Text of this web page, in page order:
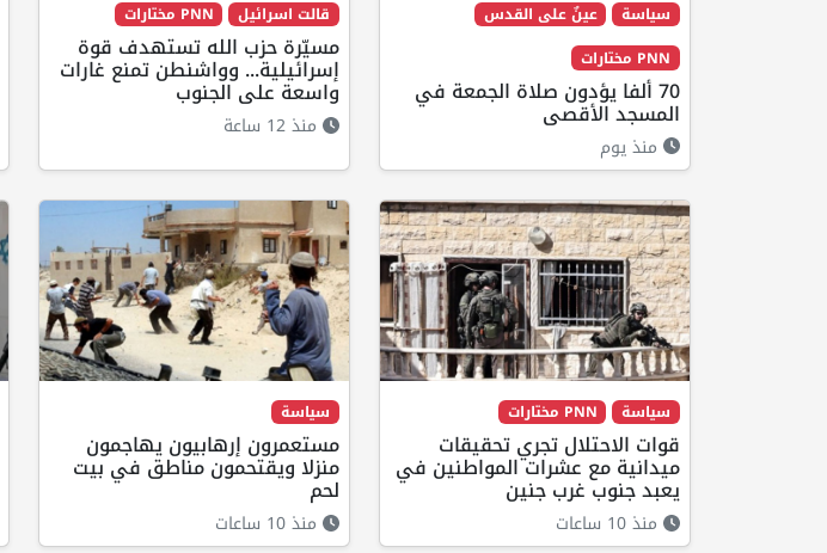
سياسة
عينٌ على القدس
PNN مختارات
70 ألفا يؤدون صلاة الجمعة في
المسجد الأقصى
منذ يوم
قالت اسرائيل PNN مختارات
مسيّرة حزب الله تستهدف قوة
إسرائيلية... وواشنطن تمنع غارات
واسعة على الجنوب
منذ 12 ساعة
سياسة PNN مختارات
قوات الاحتلال تجري تحقيقات
ميدانية مع عشرات المواطنين في
يعبد جنوب غرب جنين
منذ 10 ساعات
سياسة
مستعمرون إرهابيون يهاجمون
منزلا ويقتحمون مناطق في بيت
لحم
منذ 10 ساعات